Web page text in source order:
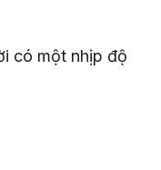
có một nhịp độ